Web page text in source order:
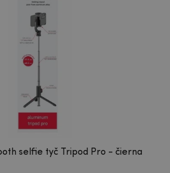
selfie tyč Tripod Pro - čierna